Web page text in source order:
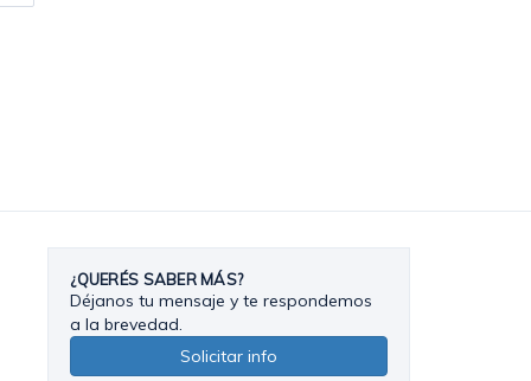
¿QUERÉS SABER MÁS?
Déjanos tu mensaje y te respondemos
a la brevedad.
Solicitar info